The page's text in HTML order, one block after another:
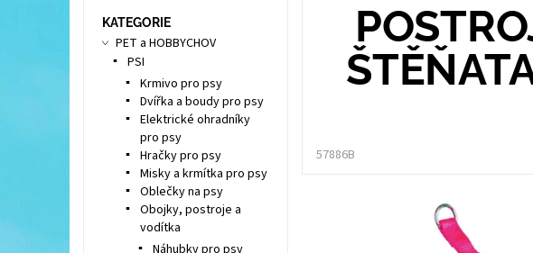
57886B
KATEGORIE
PET a HOBBYCHOV
PSI
Krmivo pro psy
Dvířka a boudy pro psy
Elektrické ohradníky
pro psy
Hračky pro psy
Misky a krmítka pro psy
Oblečky na psy
Obojky, postroje a
vodítka
Náhubky pro psy